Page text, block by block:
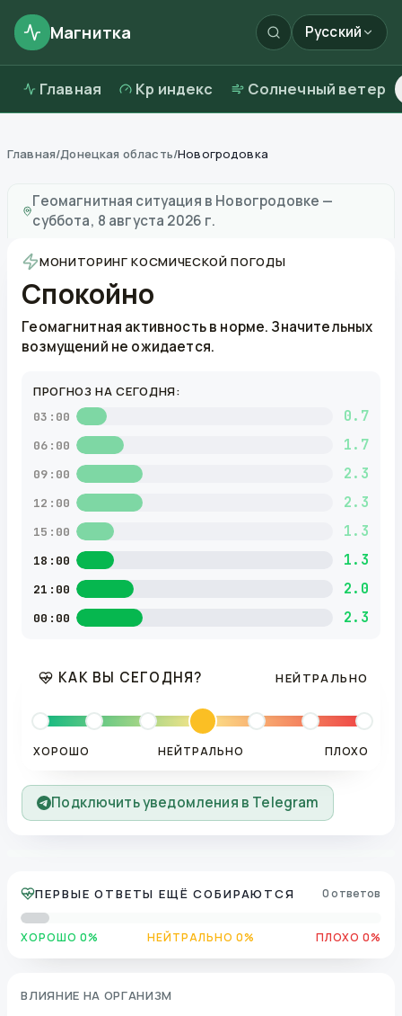
Магнитка Русский
Главная Kp индекс Солнечный ветер
Главная/Донецкая область/Новогродовка
Геомагнитная ситуация в Новогродовке —
суббота, 8 августа 2026 г.
МОНИТОРИНГ КОСМИЧЕСКОЙ ПОГОДЫ
Спокойно
Геомагнитная активность в норме. Значительных
возмущений не ожидается.
ПРОГНОЗ НА СЕГОДНЯ:
03:00 0.7
06:00 1.7
09:00 2.3
12:00 2.3
15:00 1.3
18:00 1.3
21:00 2.0
00:00 2.3
КАК ВЫ СЕГОДНЯ? НЕЙТРАЛЬНО
ХОРОШО НЕЙТРАЛЬНО ПЛОХО
Подключить уведомления в Telegram
ПЕРВЫЕ ОТВЕТЫ ЕЩЁ СОБИРАЮТСЯ 0 ответов
ХОРОШО 0% НЕЙТРАЛЬНО 0% ПЛОХО 0%
ВЛИЯНИЕ НА ОРГАНИЗМ